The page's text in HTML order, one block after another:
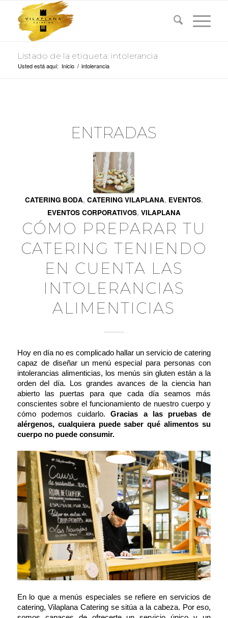
Listado de la etiqueta: intolerancia
Usted está aquí: Inicio / intolerancia
ENTRADAS
CATERING BODA, CATERING VILAPLANA, EVENTOS,
EVENTOS CORPORATIVOS, VILAPLANA
CÓMO PREPARAR TU
CATERING TENIENDO
EN CUENTA LAS
INTOLERANCIAS
ALIMENTICIAS
Hoy en día no es complicado hallar un servicio de catering
capaz de diseñar un menú especial para personas con
intolerancias alimenticias, los menús sin gluten están a la
orden del día. Los grandes avances de la ciencia han
abierto las puertas para que cada día seamos más
conscientes sobre el funcionamiento de nuestro cuerpo y
cómo podemos cuidarlo.Gracias a las pruebas de
alérgenos, cualquiera puede saber qué alimentos su
cuerpo no puede consumir.
En lo que a menús especiales se refiere en servicios de
catering, Vilaplana Catering se sitúa a la cabeza. Por eso,